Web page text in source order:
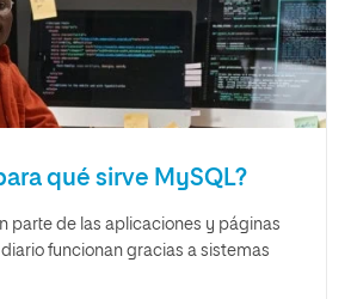
qué sirve MySQL?
parte de las aplicaciones y páginas
funcionan gracias a sistemas